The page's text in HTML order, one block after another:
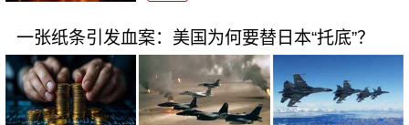
一张纸条引发血案：美国为何要替日本“托底”？